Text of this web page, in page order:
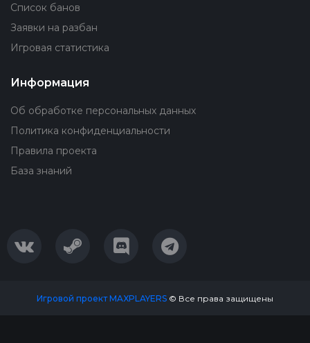
Список банов
Заявки на разбан
Игровая статистика
Информация
Об обработке персональных данных
Политика конфиденциальности
Правила проекта
База знаний
Игровой проект MAXPLAYERS © Все права защищены